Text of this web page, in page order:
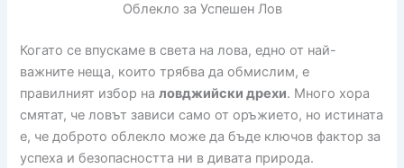
Облекло за Успешен Лов
Когато се впускаме в света на лова, едно от най-
важните неща, които трябва да обмислим, е
правилният избор наловджийски дрехи. Много хора
смятат, че ловът зависи само от оръжието, но истината
е, че доброто облекло може да бъде ключов фактор за
успеха и безопасността ни в дивата природа.